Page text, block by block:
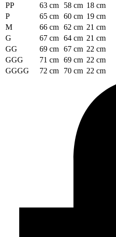
PP
63 cm 58 cm 18 cm
P
65 cm 60 cm 19 cm
M
66 cm 62 cm 21 cm
G
67 cm 64 cm 21 cm
GG
69 cm 67 cm 22 cm
GGG
71 cm 69 cm 22 cm
GGGG
72 cm 70 cm 22 cm